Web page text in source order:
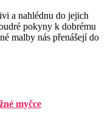
a nahlédnu do jejich
pokyny k dobrému
malby nás přenášejí do
myčce